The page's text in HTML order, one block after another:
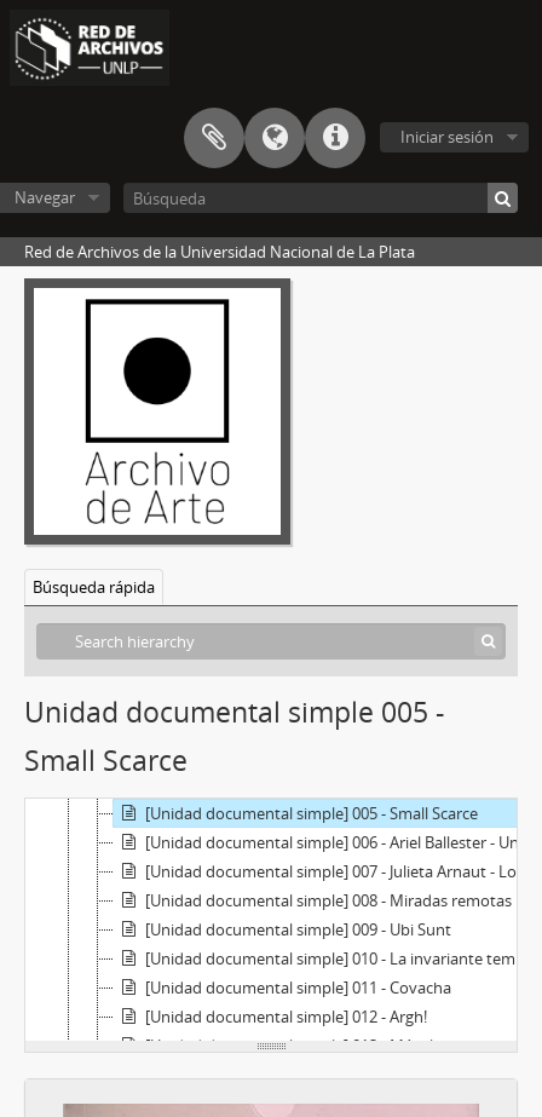
Iniciar sesión
Navegar
Red de Archivos de la Universidad Nacional de La Plata
Búsqueda rápida
Unidad documental simple 005 -
Small Scarce
[Colección] C-PAI(06) - Colección de Publicaciones de Arte Impreso
[Serie] Se1 - Fanzines
[Serie] Se2 - Libros de artista
[Unidad documental simple] 001 - Rota
[Unidad documental simple] 002 - Estirarás la vocal anterior a la sílaba acentuada
[Unidad documental simple] 003 - Cuando seas grande no te vas a acordar de mi
[Unidad documental simple] 005 - Small Scarce
[Unidad documental simple] 006 - Ariel Ballester - Una poética de la catástrofe
[Unidad documental simple] 007 - Julieta Arnaut - Lo propio, la adoración, lo errante
[Unidad documental simple] 008 - Miradas remotas - Fotógrafos en cuarentena
[Unidad documental simple] 009 - Ubi Sunt
[Unidad documental simple] 010 - La invariante temporal
[Unidad documental simple] 011 - Covacha
[Unidad documental simple] 012 - Argh!
[Unidad documental simple] 013 - Mácula
[Serie] 4 - Libros
[Serie] 5 - Revistas